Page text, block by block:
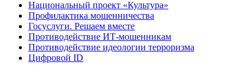
Национальный проект «Культура»
Профилактика мошенничества
Госуслуги. Решаем вместе
Противодействие ИТ-мошенникам
Противодействие идеологии терроризма
Цифровой ID